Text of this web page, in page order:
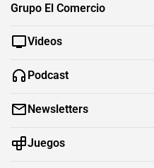
Grupo El Comercio
Videos
Podcast
Newsletters
Juegos